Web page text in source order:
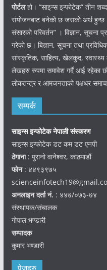
पोर्टलहो। “साइन्स इन्फोटेक” तीन
संयोजनबाट बनेको छ जसको अर्थ हुन्छ :
संसारको परिवर्तन” । विज्ञान, सूचना
गरेको छ। बिज्ञान, सूचना तथा
सांस्कृतिक, साहित्य, खेलकुद, स्वास्थ्य
लेखहरु रुपमा समावेश गर्दै आई रहेका छौ
लोकतन्त्र र आमजनताको पक्षधर
सम्पर्क
साइन्स इन्फोटेक नेपाली संस्करण
साइन्स इन्फोटेक डट कम डट एनपी
ठेगाना: पुरानो वानेश्वर, काठमाडौं
फोन: ४४९३९७५
अनलाइन दर्ता नं. : ४४७/०७३-७४
संस्थापक/संचालक
गोपाल भण्डारी
सम्पादक
कुमार भण्डारी